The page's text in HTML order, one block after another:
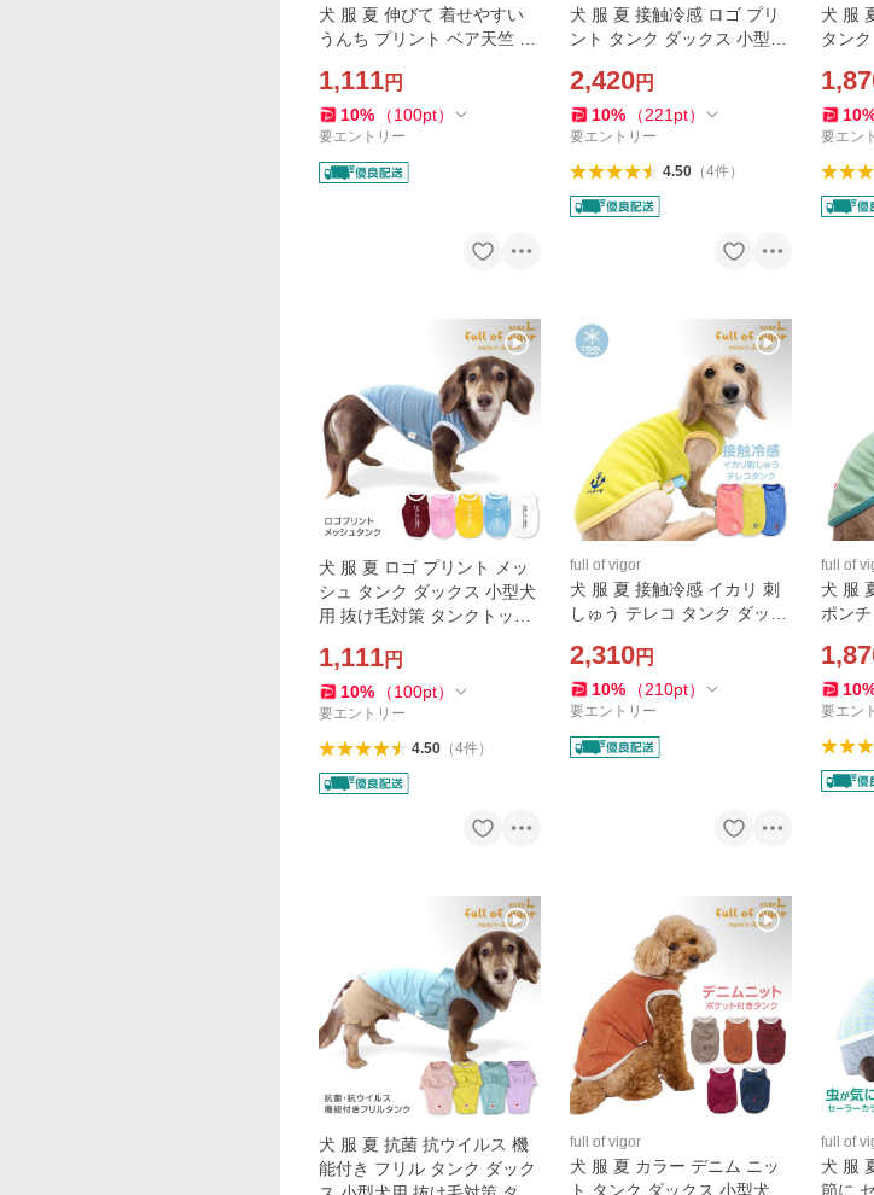
犬 服 夏 伸びて 着せやすい
うんち プリント ベア天竺 タ
毛対策 タンクトップ 伸びる
素材 伸縮性
1,111円
10% （100pt）
要エントリー
犬 服 夏 接触冷感 ロゴ プリ
ント タンク ダックス 小型犬
冷感 ひんやり クール 夏用冷
感服 UVカット ミニチュアダ
ックス
2,420円
10% （221 pt）
要エントリー
4.50（4件）
犬 服
タン
通気性 耐久
ワワ10
要エン
犬 服 夏 ロゴ プリント メッ
シュ タンク ダックス 小型犬
用 抜け毛対策 タンクトップ
策 チワワ
1,111円
10% （100pt）
要エントリー
4.50（4件）
full of vigor
犬 服 夏 接触冷感 イカリ 刺
しゅう テレコ タンク ダック
クトップ 冷感 ひんやり クー
ル 夏用冷感服 ミニチュアダ
ックス
2,310円
10% （210pt）
要エントリー
full of
犬 服
ポン
プ チ
チュ
10
要エン
犬 服 夏 抗菌 抗ウイルス 機
能付き フリル タンク ダック
full of vigor
犬 服 夏 カラー デニム ニッ
ト タンク ダックス 小型犬用
full of
犬 服
節に